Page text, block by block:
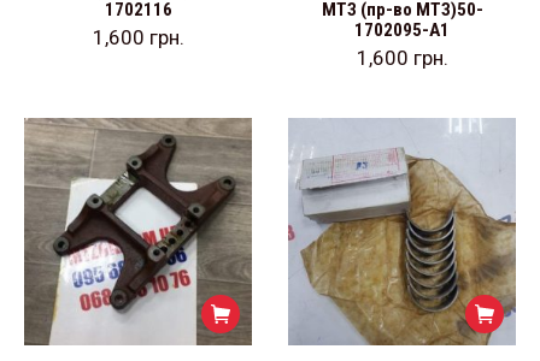
1702116
1,600 грн.
МТЗ (пр-во МТЗ)50-
1702095-А1
1,600 грн.